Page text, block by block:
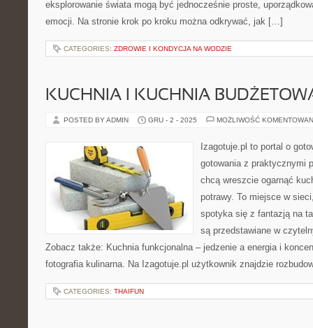
eksplorowanie świata mogą być jednocześnie proste,
emocji. Na stronie krok po kroku można odkrywać, jak […]
CATEGORIES: ZDROWIE I KONDYCJA NA WODZIE
KUCHNIA I KUCHNIA
POSTED BY ADMIN GRU - 2 - 2025 MOŻLIWOŚĆ
Izagotuje.pl to portal o
gotowania z praktycznymi
chcą wreszcie ogarnąć
potrawy. To miejsce w
spotyka się z fantazją na
są przedstawiane w
Zobacz także: Kuchnia funkcjonalna – jedzenie a energia i
fotografia kulinarna. Na Izagotuje.pl użytkownik znajdzie
CATEGORIES: THAIFUN